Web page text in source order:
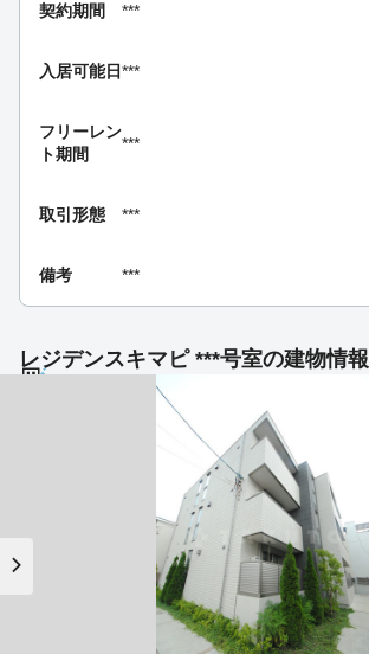
契約期間 ***
入居可能日***
フリーレン
ト期間
***
取引形態 ***
備考 ***
レジデンスキマピ ***号室の建物情報